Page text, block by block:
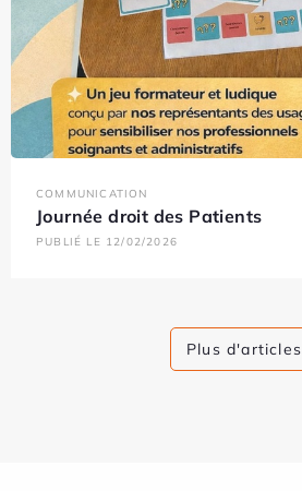
COMMUNICATION
Journée droit des Patients
PUBLIÉ LE 12/02/2026
Plus d'articles